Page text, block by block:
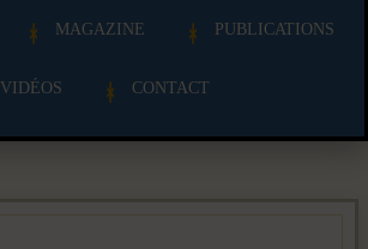
MAGAZINE PUBLICATIONS
VIDÉOS CONTACT